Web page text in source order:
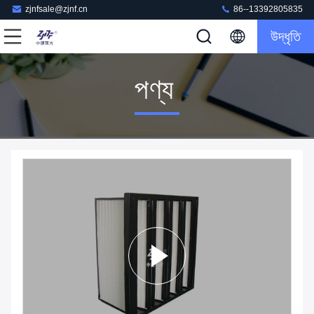
zjnfsale@zjnf.cn 86--13392805835
উদ্ধৃতি
পণ্য